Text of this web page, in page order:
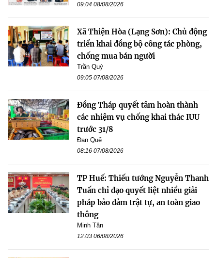
09:04 08/08/2026
Xã Thiện Hòa (Lạng Sơn): Chủ động
triển khai đồng bộ công tác phòng,
chống mua bán người
Trần Quý
09:05 07/08/2026
Đồng Tháp quyết tâm hoàn thành
các nhiệm vụ chống khai thác IUU
trước 31/8
Đan Quế
08:16 07/08/2026
TP Huế: Thiếu tướng Nguyễn Thanh
Tuấn chỉ đạo quyết liệt nhiều giải
pháp bảo đảm trật tự, an toàn giao
thông
Minh Tân
12:03 06/08/2026